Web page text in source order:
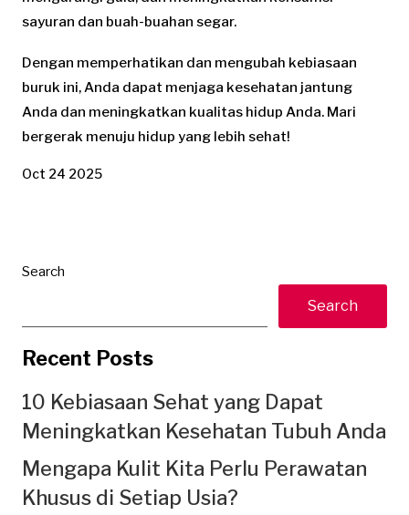
sayuran dan buah-buahan segar.
Dengan memperhatikan dan mengubah kebiasaan
buruk ini, Anda dapat menjaga kesehatan jantung
Anda dan meningkatkan kualitas hidup Anda. Mari
bergerak menuju hidup yang lebih sehat!
Oct 24 2025
Search
Search
Recent Posts
10 Kebiasaan Sehat yang Dapat
Meningkatkan Kesehatan Tubuh Anda
Mengapa Kulit Kita Perlu Perawatan
Khusus di Setiap Usia?